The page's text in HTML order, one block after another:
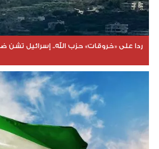
ردا على «خروقات» حزب الله.. إسرائيل تشن